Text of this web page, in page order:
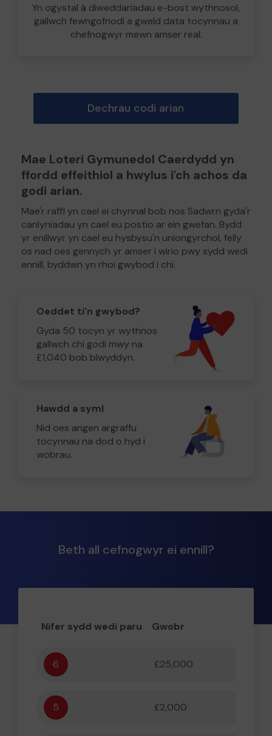
Yn ogystal â diweddariadau e-bost wythnosol,
gallwch fewngofnodi a gweld data tocynnau a
chefnogwyr mewn amser real.
Dechrau codi arian
Mae Loteri Gymunedol Caerdydd yn
ffordd effeithiol a hwylus i'ch achos da
godi arian.
Mae'r raffl yn cael ei chynnal bob nos Sadwrn gyda'r
canlyniadau yn cael eu postio ar ein gwefan. Bydd
yr enillwyr yn cael eu hysbysu'n uniongyrchol, felly
os nad oes gennych yr amser i wirio pwy sydd wedi
ennill, byddwn yn rhoi gwybod i chi.
Oeddet ti'n gwybod?
Gyda 50 tocyn yr wythnos
gallwch chi godi mwy na
£1,040 bob blwyddyn.
Hawdd a syml
Nid oes angen argraffu
tocynnau na dod o hyd i
wobrau.
Beth all cefnogwyr ei ennill?
Nifer sydd wedi paru Gwobr
6 £25,000
5 £2,000